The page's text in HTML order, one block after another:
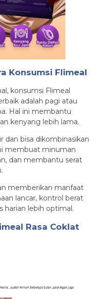
Konsumsi Flimeal
konsumsi Flimeal
adalah pagi atau
Hal ini membantu
kenyang lebih lama.
dan bisa dikombinasikan
membuat minuman
dan membantu serat
memberikan manfaat
lancar, kontrol berat
harian lebih optimal.
Rasa Coklat